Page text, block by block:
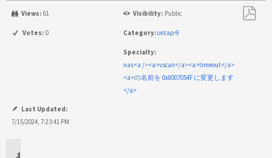
Views: 61 Visibility: Public
Votes: 0 Category:ontap-9
Specialty:
nas<a /><a>vscan</a><a>timeout</a>
<a>の名前を 0x8007054F に変更します
</a>
Last Updated:
7/15/2024, 7:23:41 PM